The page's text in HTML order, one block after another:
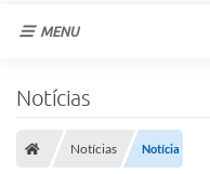
MENU
Portal de Serviços
Notícias
Notícias Notícia